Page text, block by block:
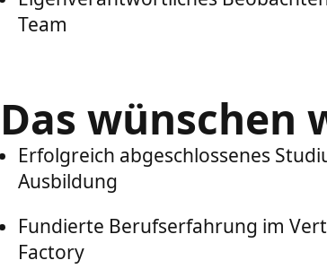
Team
Das wünschen
Erfolgreich abgeschlossenes
Ausbildung
Fundierte Berufserfahrung im
Factory